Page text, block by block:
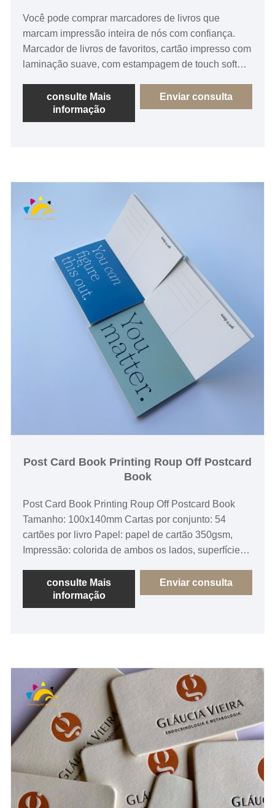
Você pode comprar marcadores de livros que
marcam impressão inteira de nós com confiança.
Marcador de livros de favoritos, cartão impresso com
laminação suave, com estampagem de touch soft
disponível.
consulte Mais
informação
Enviar consulta
Post Card Book Printing Roup Off Postcard
Book
Post Card Book Printing Roup Off Postcard Book
Tamanho: 100x140mm Cartas por conjunto: 54
cartões por livro Papel: papel de cartão 350gsm,
Impressão: colorida de ambos os lados, superfície
arrancado facilmente Coleta, aparar para o tamanho,
encolhimento
consulte Mais
informação
Enviar consulta